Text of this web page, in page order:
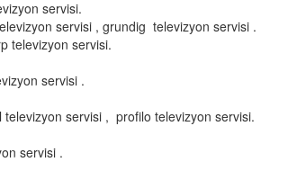
servisi.
servisi , grundig televizyon servisi .
televizyon servisi.
servisi .
servisi , profilo televizyon servisi.
servisi .